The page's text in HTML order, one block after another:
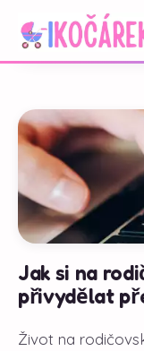
Jak si na
přivydělat
Život na